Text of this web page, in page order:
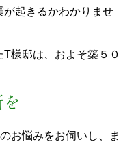
が起きるかわかりませ
様邸は、およそ築５０
お悩みをお伺いし、ま